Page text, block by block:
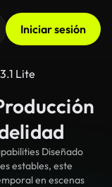
Iniciar sesión
Lite
Diseñado
estables, este
en escenas